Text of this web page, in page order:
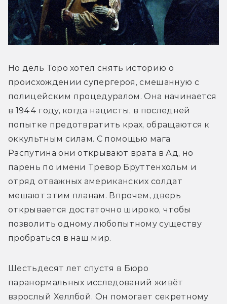
Но дель Торо хотел снять историю о
происхождении супергероя, смешанную с
полицейским процедуралом. Она начинается
в 1944 году, когда нацисты, в последней
попытке предотвратить крах, обращаются к
оккультным силам. С помощью мага
Распутина они открывают врата в Ад, но
парень по имени Тревор Бруттенхольм и
отряд отважных американских солдат
мешают этим планам. Впрочем, дверь
открывается достаточно широко, чтобы
позволить одному любопытному существу
пробраться в наш мир.
Шестьдесят лет спустя в Бюро
паранормальных исследований живёт
взрослый Хеллбой. Он помогает секретному